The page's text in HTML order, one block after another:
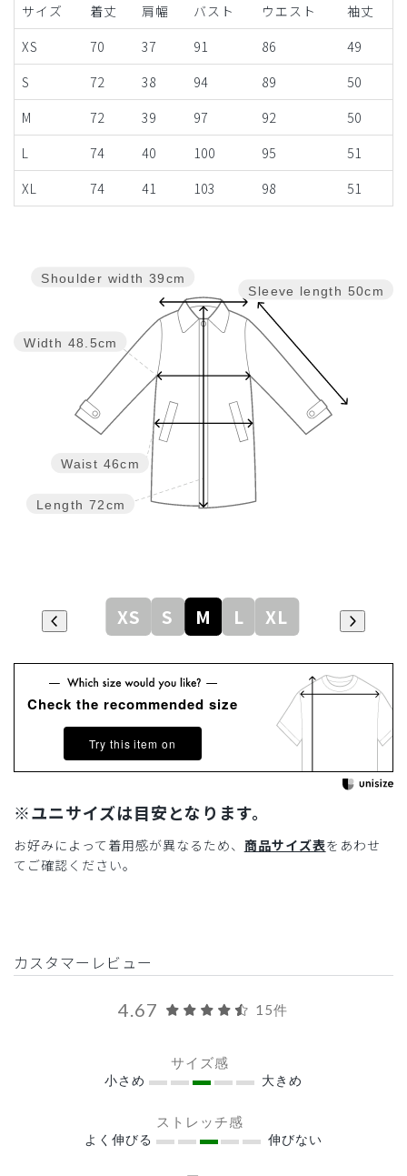
サイズ 着丈 肩幅 バスト ウエスト
袖丈
XS
70 37 91 86
49
S
72 38 94 89
50
M
72 39 97 92
50
L
74 40 100 95
51
XL
74 41 103 98 51
Sleeve length 50cm
Length 72cm
Waist 46cm
Width 48.5cm
Shoulder width 39cm
XS S M L XL
Check the recommended size
Try this item on
※ユニサイズは目安となります。
お好みによって着用感が異なるため、 商品サイズ表をあわせ
てご確認ください。
カスタマーレビュー
4.67 15件
サイズ感
小さめ 大きめ
ストレッチ感
よく伸びる 伸びない